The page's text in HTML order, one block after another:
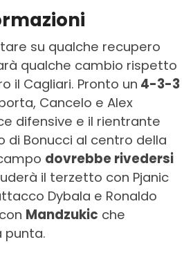
su qualche recupero
qualche cambio rispetto
il Cagliari. Pronto un 4-3-3
Cancelo e Alex
difensive e il rientrante
di Bonucci al centro della
dovrebbe rivedersi
il terzetto con Pjanic
Dybala e Ronaldo
Mandzukic che
punta.